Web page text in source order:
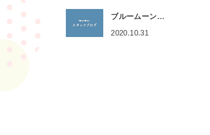
ブルームーン…
2020.10.31